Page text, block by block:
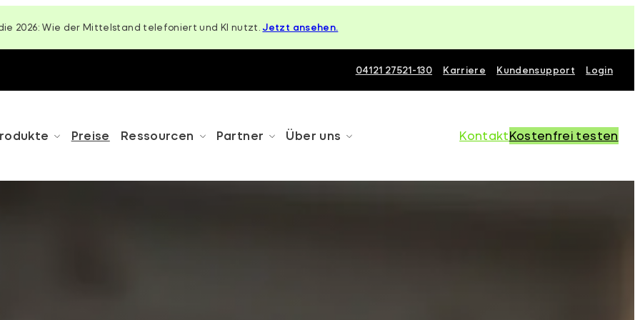
2026: Wie der Mittelstand telefoniert und KI nutzt. Jetzt ansehen.
04121 27521-130 Karriere Kundensupport Login
Preise Ressourcen Partner Über uns KontaktKostenfrei testen